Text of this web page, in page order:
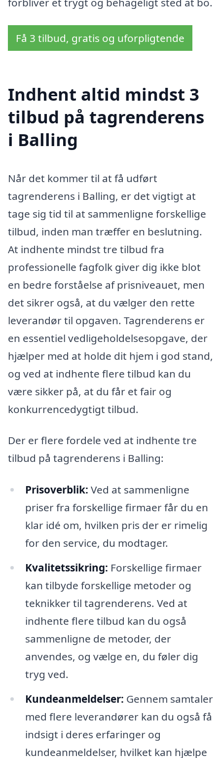
Få 3 tilbud, gratis og uforpligtende
Indhent altid mindst 3
tilbud på tagrenderens
i Balling
Når det kommer til at få udført
tagrenderens i Balling, er det vigtigt at
tage sig tid til at sammenligne forskellige
tilbud, inden man træffer en beslutning.
At indhente mindst tre tilbud fra
professionelle fagfolk giver dig ikke blot
en bedre forståelse af prisniveauet, men
det sikrer også, at du vælger den rette
leverandør til opgaven. Tagrenderens er
en essentiel vedligeholdelsesopgave, der
hjælper med at holde dit hjem i god stand,
og ved at indhente flere tilbud kan du
være sikker på, at du får et fair og
konkurrencedygtigt tilbud.
Der er flere fordele ved at indhente tre
tilbud på tagrenderens i Balling:
Prisoverblik: Ved at sammenligne
priser fra forskellige firmaer får du en
klar idé om, hvilken pris der er rimelig
for den service, du modtager.
Kvalitetssikring: Forskellige firmaer
kan tilbyde forskellige metoder og
teknikker til tagrenderens. Ved at
indhente flere tilbud kan du også
sammenligne de metoder, der
anvendes, og vælge en, du føler dig
tryg ved.
Kundeanmeldelser: Gennem samtaler
med flere leverandører kan du også få
indsigt i deres erfaringer og
kundeanmeldelser, hvilket kan hjælpe